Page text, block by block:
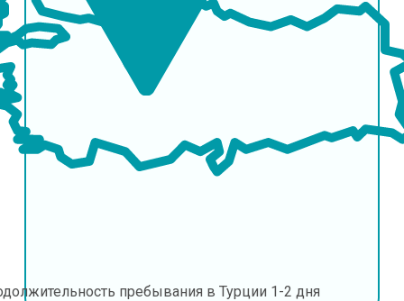
пребывания в Турции 1-2 дня